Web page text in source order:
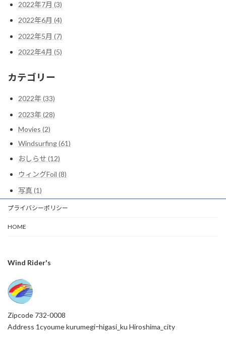
2022年7月 (3)
2022年6月 (4)
2022年5月 (7)
2022年4月 (5)
カテゴリー
2022年 (33)
2023年 (28)
Movies (2)
Windsurfing (61)
おしらせ (12)
ウィングFoil (8)
写真 (1)
プライバシーポリシー
HOME
Wind Rider's
Zipcode 732-0008
Address 1cyoume kurumegiｰhigasi_ku Hiroshima_city